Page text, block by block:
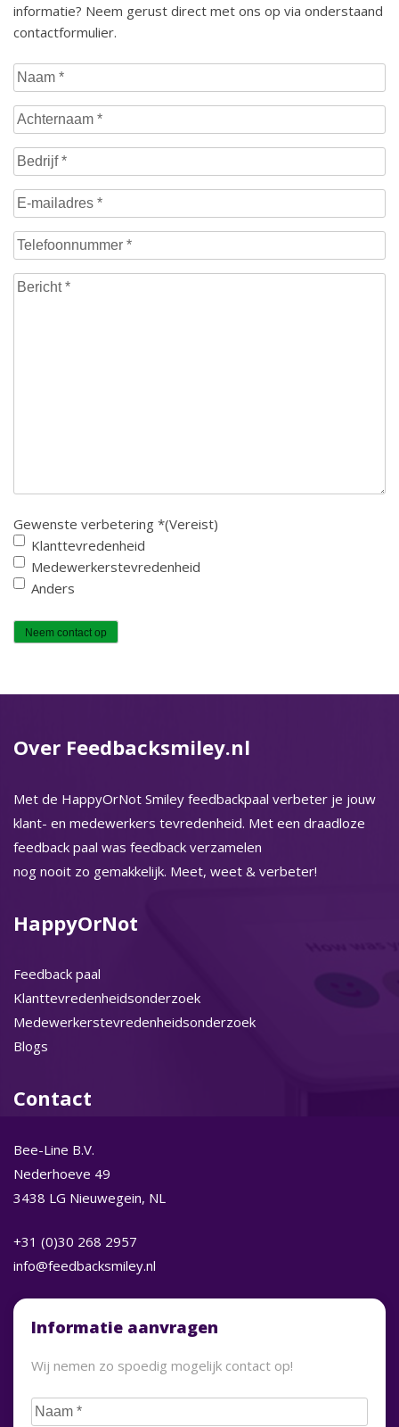
informatie? Neem gerust direct met ons op via onderstaand
contactformulier.
Naam(Vereist)
Achternaam(Vereist)
Bedrijf(Vereist)
E-
mailadres(Vereist)
Telefoonnummer(Vereist)
Bericht(Vereist)
Gewenste verbetering *(Vereist)
Klanttevredenheid
Medewerkerstevredenheid
Anders
Over Feedbacksmiley.nl
Met de HappyOrNot Smiley feedbackpaal verbeter je jouw
klant- en medewerkers tevredenheid. Met een draadloze
feedback paal was feedback verzamelen
nog nooit zo gemakkelijk. Meet, weet & verbeter!
HappyOrNot
Feedback paal
Klanttevredenheidsonderzoek
Medewerkerstevredenheidsonderzoek
Blogs
Contact
Bee-Line B.V.
Nederhoeve 49
3438 LG Nieuwegein, NL
+31 (0)30 268 2957
info@feedbacksmiley.nl
Informatie aanvragen
Wij nemen zo spoedig mogelijk contact op!
Naam(Vereist)